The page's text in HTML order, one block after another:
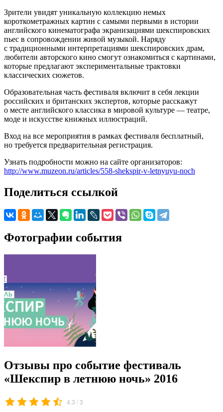
Зрители увидят уникальную коллекцию немых
короткометражных картин с самыми первыми в истории
английского кинематографа экранизациями шекспировских
пьес в сопровождении живой музыкой. Наряду
с традиционными интерпретациями шекспировских драм,
любители авторского кино смогут ознакомиться с картинами,
которые предлагают экспериментальные трактовки
классических сюжетов.
Образовательная часть фестиваля включит в себя лекции
российских и британских экспертов, которые расскажут
о месте английского классика в мировой культуре — театре,
моде и искусстве книжных иллюстраций.
Вход на все мероприятия в рамках фестиваля бесплатный,
но требуется предварительная регистрация.
Узнать подробности можно на сайте организаторов:
http://www.muzeon.ru/articles/558-shekspir-v-letnyuyu-noch
Поделиться ссылкой
Фотографии события
Отзывы про событие фестиваль
«Шекспир в летнюю ночь» 2016
4.3 /3